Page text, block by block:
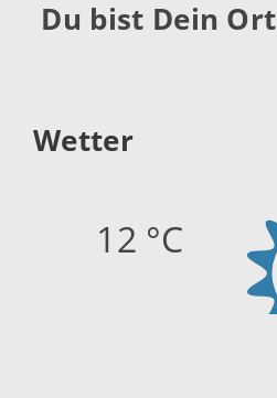
Du bist Dein Ort
Wetter
12 °C